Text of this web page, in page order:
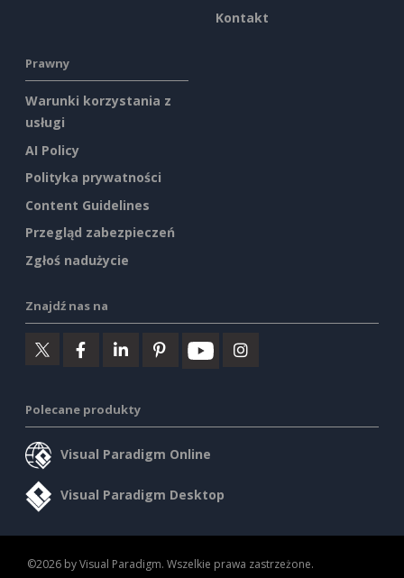
Kontakt
Prawny
Warunki korzystania z
usługi
AI Policy
Polityka prywatności
Content Guidelines
Przegląd zabezpieczeń
Zgłoś nadużycie
Znajdź nas na
Polecane produkty
Visual Paradigm Online
Visual Paradigm Desktop
©2026 by Visual Paradigm. Wszelkie prawa zastrzeżone.